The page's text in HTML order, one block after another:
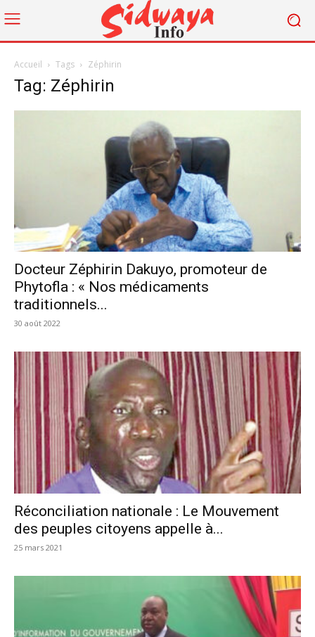
Accueil Tags Zéphirin
Tag: Zéphirin
Docteur Zéphirin Dakuyo, promoteur de
Phytofla : « Nos médicaments
traditionnels...
30 août 2022
Réconciliation nationale : Le Mouvement
des peuples citoyens appelle à...
25 mars 2021